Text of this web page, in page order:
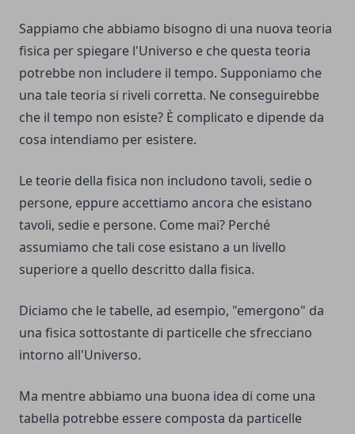
Sappiamo che abbiamo bisogno di una nuova teoria
fisica per spiegare l'Universo e che questa teoria
potrebbe non includere il tempo. Supponiamo che
una tale teoria si riveli corretta. Ne conseguirebbe
che il tempo non esiste? È complicato e dipende da
cosa intendiamo per esistere.
Le teorie della fisica non includono tavoli, sedie o
persone, eppure accettiamo ancora che esistano
tavoli, sedie e persone. Come mai? Perché
assumiamo che tali cose esistano a un livello
superiore a quello descritto dalla fisica.
Diciamo che le tabelle, ad esempio, "emergono" da
una fisica sottostante di particelle che sfrecciano
intorno all'Universo.
Ma mentre abbiamo una buona idea di come una
tabella potrebbe essere composta da particelle